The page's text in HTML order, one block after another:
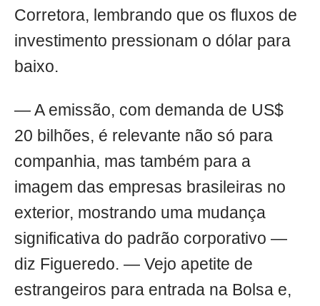
Corretora, lembrando que os fluxos de
investimento pressionam o dólar para
baixo.
— A emissão, com demanda de US$
20 bilhões, é relevante não só para
companhia, mas também para a
imagem das empresas brasileiras no
exterior, mostrando uma mudança
significativa do padrão corporativo —
diz Figueredo. — Vejo apetite de
estrangeiros para entrada na Bolsa e,